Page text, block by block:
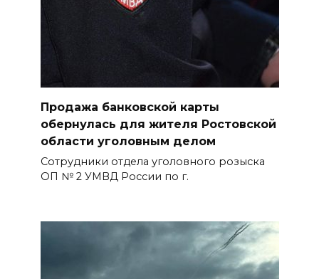
Продажа банковской карты
обернулась для жителя Ростовской
области уголовным делом
Сотрудники отдела уголовного розыска
ОП № 2 УМВД России по г.